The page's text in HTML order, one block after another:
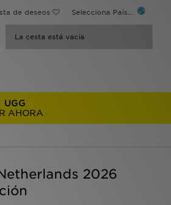
de deseos Selecciona País...
La cesta está vacía
UGG
AHORA
2026